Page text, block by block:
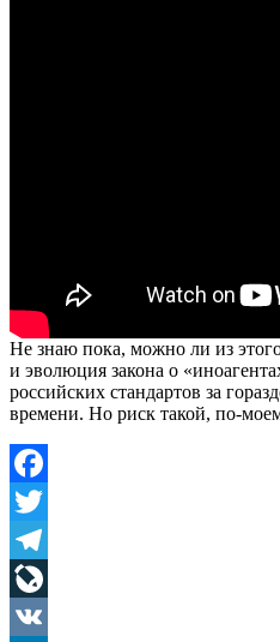
Не знаю пока, можно ли из
и эволюция закона о
российских стандартов за
времени. Но риск такой, по-
Facebook
Twitter
Telegram
LiveJournal